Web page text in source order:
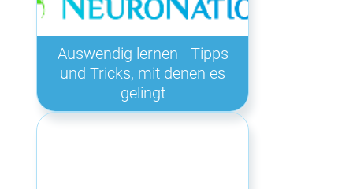
Auswendig lernen - Tipps
und Tricks, mit denen es
gelingt